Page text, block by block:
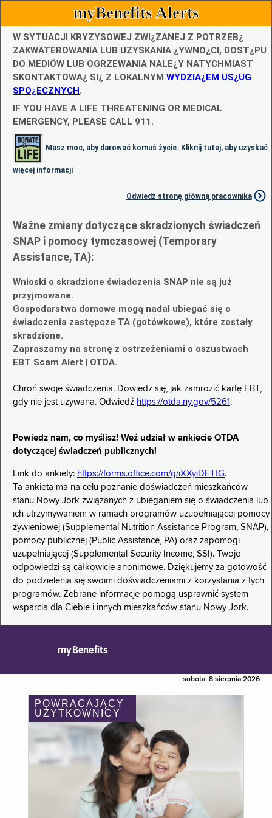
myBenefits Alerts
W SYTUACJI KRYZYSOWEJ ZWI¿ZANEJ Z POTRZEB¿
ZAKWATEROWANIA LUB UZYSKANIA ¿YWNO¿CI, DOST¿PU
DO MEDIÓW LUB OGRZEWANIA NALE¿Y NATYCHMIAST
SKONTAKTOWA¿ SI¿ Z LOKALNYM WYDZIA¿EM US¿UG
SPO¿ECZNYCH.
IF YOU HAVE A LIFE THREATENING OR MEDICAL
EMERGENCY, PLEASE CALL 911.
Masz moc, aby darować komuś życie. Kliknij tutaj, aby uzyskać
więcej informacji
Odwiedź stronę główną pracownika
Ważne zmiany dotyczące skradzionych świadczeń
SNAP i pomocy tymczasowej (Temporary
Assistance, TA):
Wnioski o skradzione świadczenia SNAP nie są już
przyjmowane.
Gospodarstwa domowe mogą nadal ubiegać się o
świadczenia zastępcze TA (gotówkowe), które zostały
skradzione.
Zapraszamy na stronę z ostrzeżeniami o oszustwach
EBT Scam Alert | OTDA.
Chroń swoje świadczenia. Dowiedz się, jak zamrozić kartę EBT,
gdy nie jest używana. Odwiedź https://otda.ny.gov/5261 .
Powiedz nam, co myślisz! Weź udział w ankiecie OTDA
dotyczącej świadczeń publicznych!
Link do ankiety: https://forms.office.com/g/iXXyiDETtG.
Ta ankieta ma na celu poznanie doświadczeń mieszkańców
stanu Nowy Jork związanych z ubieganiem się o świadczenia lub
ich utrzymywaniem w ramach programów uzupełniającej pomocy
żywieniowej (Supplemental Nutrition Assistance Program, SNAP),
pomocy publicznej (Public Assistance, PA) oraz zapomogi
uzupełniającej (Supplemental Security Income, SSI). Twoje
odpowiedzi są całkowicie anonimowe. Dziękujemy za gotowość
do podzielenia się swoimi doświadczeniami z korzystania z tych
programów. Zebrane informacje pomogą usprawnić system
wsparcia dla Ciebie i innych mieszkańców stanu Nowy Jork.
myBenefits
sobota, 8 sierpnia 2026
POWRACAJĄCY
UŻYTKOWNICY